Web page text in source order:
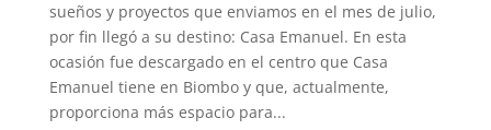
sueños y proyectos que enviamos en el mes de julio,
por fin llegó a su destino: Casa Emanuel. En esta
ocasión fue descargado en el centro que Casa
Emanuel tiene en Biombo y que, actualmente,
proporciona más espacio para...